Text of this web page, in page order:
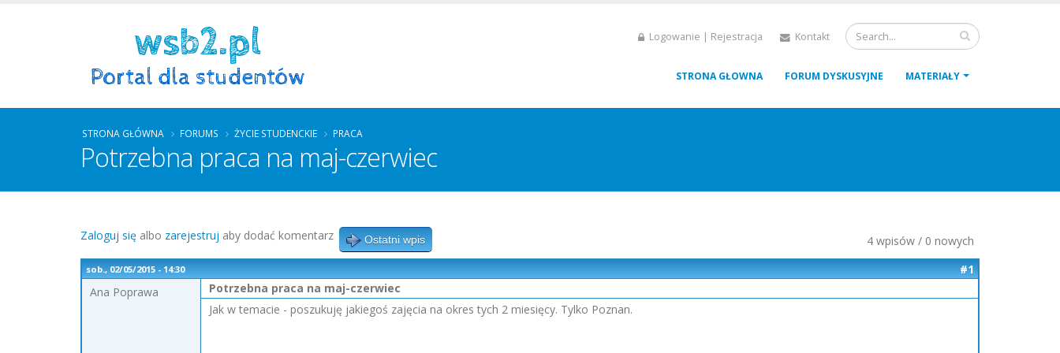
Logowanie | Rejestracja Kontakt
STRONA GŁOWNA FORUM DYSKUSYJNE MATERIAŁY
STRONA GŁÓWNA FORUMS ŻYCIE STUDENCKIE PRACA
Potrzebna praca na maj-czerwiec
4 wpisów / 0 nowych
Zaloguj się albo zarejestruj aby dodać komentarz Ostatni wpis
sob., 02/05/2015 - 14:30
#1
Ana Poprawa
Potrzebna praca na maj-czerwiec
Jak w temacie - poszukuję jakiegoś zajęcia na okres tych 2 miesięcy. Tylko Poznan.